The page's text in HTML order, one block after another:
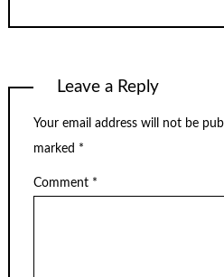
Leave a Reply
Your email address will not be
marked *
Comment *